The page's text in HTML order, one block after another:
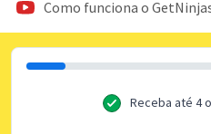
Como funciona o
Receba até 4